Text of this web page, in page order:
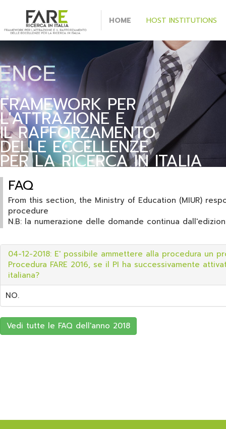
HOME HOST INSTITUTIONS
FRAMEWORK PER
L'ATTRAZIONE E
IL RAFFORZAMENTO
DELLE ECCELLENZE
PER LA RICERCA IN ITALIA
FAQ
From this section, the Ministry of Education (MIUR)
procedure
N.B: la numerazione delle domande continua
04-12-2018: E' possibile ammettere alla procedura un
Procedura FARE 2016, se il PI ha successivamente
italiana?
NO.
Vedi tutte le FAQ dell'anno 2018